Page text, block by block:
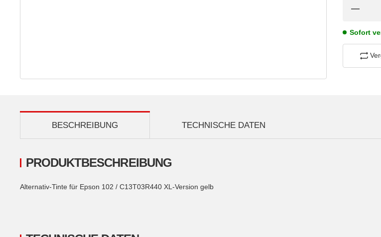
Sofort
TECHNISCHE DATEN
BESCHREIBUNG
PRODUKTBESCHREIBUNG
Alternativ-Tinte für Epson 102 / C13T03R440 XL-Version gelb